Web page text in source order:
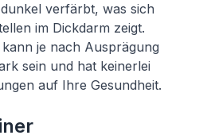
verfärbt, was sich
im Dickdarm zeigt.
je nach Ausprägung
sein und hat keinerlei
auf Ihre Gesundheit.